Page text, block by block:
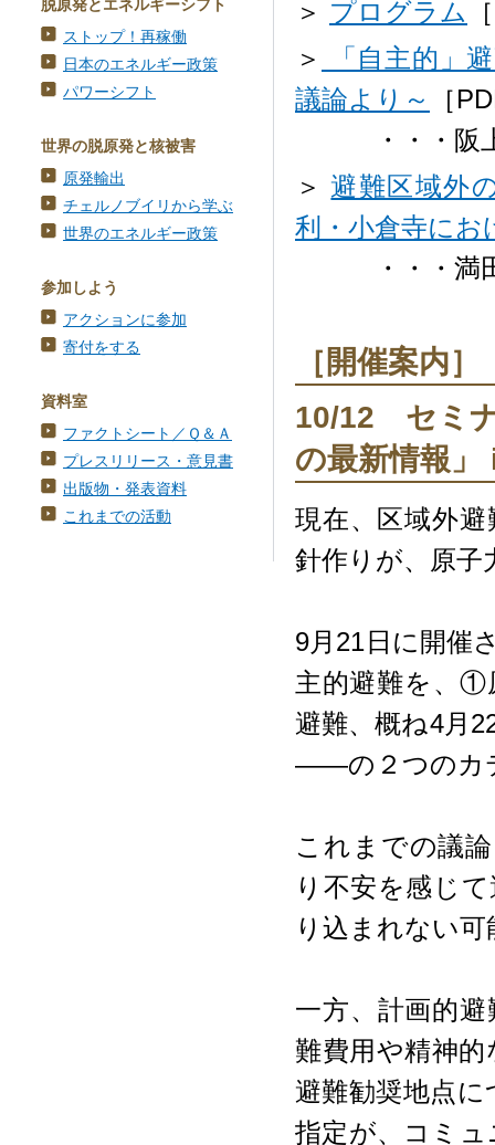
脱原発とエネルギーシフト
ストップ！再稼働
日本のエネルギー政策
パワーシフト
世界の脱原発と核被害
原発輸出
チェルノブイリから学ぶ
世界のエネルギー政策
参加しよう
アクションに参加
寄付をする
資料室
ファクトシート／Ｑ＆Ａ
プレスリリース・意見書
出版物・発表資料
これまでの活動
＞ プログラム
＞
「自主的」
議論より～
［
・・・阪上
＞避難区域外
利・小倉寺にお
・・・満田
［開催案内］
10/12 セミナ
の最新情報」
現在、区域外
針作りが、原子
9月21日に開催
主的避難を、①
避難、概ね4月
――の２つのカ
これまでの議
り不安を感じ
り込まれない
一方、計画的
難費用や精神
避難勧奨地点
指定が、コミ